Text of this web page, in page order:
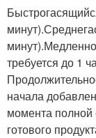
требуется до 1
начала
момента полной
готового